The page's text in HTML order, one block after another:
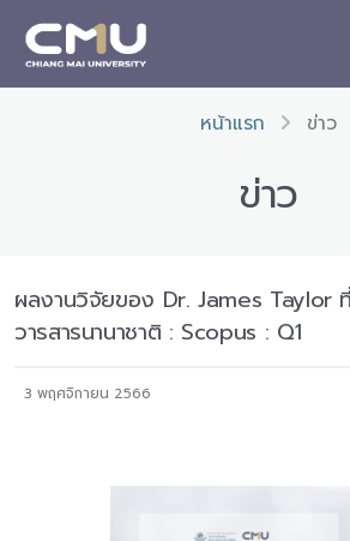
หน้าแรก ข่าว
ข่าว
ผลงานวิจัยของ Dr. James Taylor
วารสารนานาชาติ : Scopus : Q1
3 พฤศจิกายน 2566